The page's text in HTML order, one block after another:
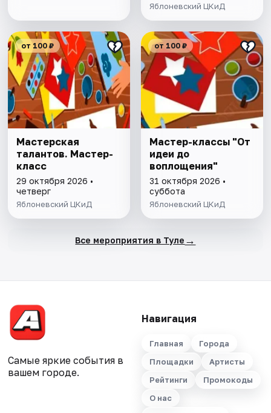
Яблоневский ЦКиД
от 100 ₽
Мастерская
талантов. Мастер-
класс
29 октября 2026 •
четверг
Яблоневский ЦКиД
от 100 ₽
Мастер-классы "От
идеи до
воплощения"
31 октября 2026 •
суббота
Яблоневский ЦКиД
Все мероприятия в Туле →
Самые яркие события в
вашем городе.
Навигация
Главная
Города
Площадки
Артисты
Рейтинги
Промокоды
О нас